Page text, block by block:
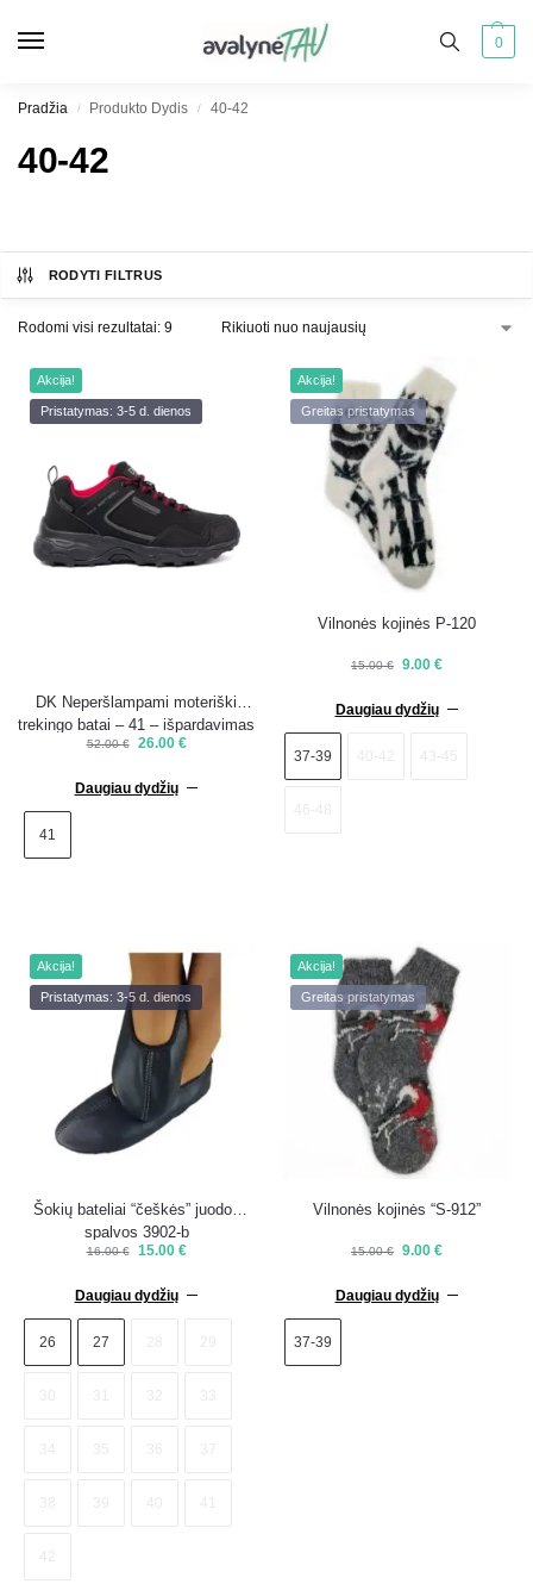
0
Pradžia / Produkto Dydis / 40-42
40-42
RODYTI FILTRUS
Rodomi visi rezultatai: 9
Akcija!
Pristatymas: 3-5 d. dienos
DK Neperšlampami moteriški
trekingo batai – 41 – išpardavimas
52.00€ 26.00 €
Daugiau dydžių
41
Akcija!
Greitas pristatymas
Vilnonės kojinės P-120
15.00€ 9.00 €
Daugiau dydžių
37-39
Akcija!
Pristatymas: 3-5 d. dienos
Šokių bateliai “češkės” juodos
spalvos 3902-b
16.00€ 15.00 €
Daugiau dydžių
26 27
Akcija!
Greitas pristatymas
Vilnonės kojinės “S-912”
15.00€ 9.00 €
Daugiau dydžių
37-39